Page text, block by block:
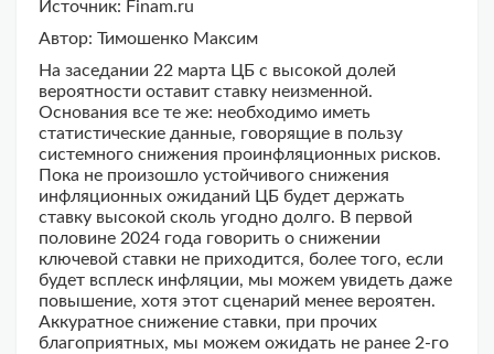
Источник: Finam.ru
Автор: Тимошенко Максим
На заседании 22 марта ЦБ с высокой долей
вероятности оставит ставку неизменной.
Основания все те же: необходимо иметь
статистические данные, говорящие в пользу
системного снижения проинфляционных рисков.
Пока не произошло устойчивого снижения
инфляционных ожиданий ЦБ будет держать
ставку высокой сколь угодно долго. В первой
половине 2024 года говорить о снижении
ключевой ставки не приходится, более того, если
будет всплеск инфляции, мы можем увидеть даже
повышение, хотя этот сценарий менее вероятен.
Аккуратное снижение ставки, при прочих
благоприятных, мы можем ожидать не ранее 2-го